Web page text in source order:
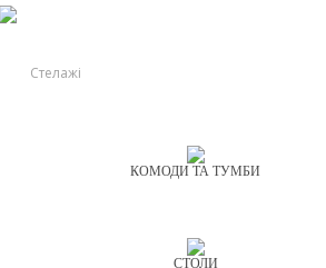
Стелажі
КОМОДИ ТА ТУМБИ
СТОЛИ